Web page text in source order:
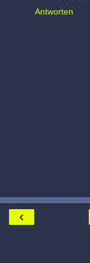
Antworten
‹